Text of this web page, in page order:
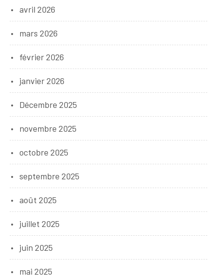
avril 2026
mars 2026
février 2026
janvier 2026
Décembre 2025
novembre 2025
octobre 2025
septembre 2025
août 2025
juillet 2025
juin 2025
mai 2025